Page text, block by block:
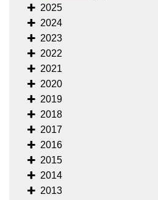
2025
2024
2023
2022
2021
2020
2019
2018
2017
2016
2015
2014
2013